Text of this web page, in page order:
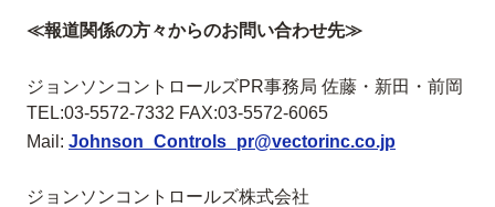
≪報道関係の方々からのお問い合わせ先≫
ジョンソンコントロールズPR事務局 佐藤・新田・前岡
TEL:03-5572-7332 FAX:03-5572-6065
Mail: Johnson_Controls_pr@vectorinc.co.jp
ジョンソンコントロールズ株式会社